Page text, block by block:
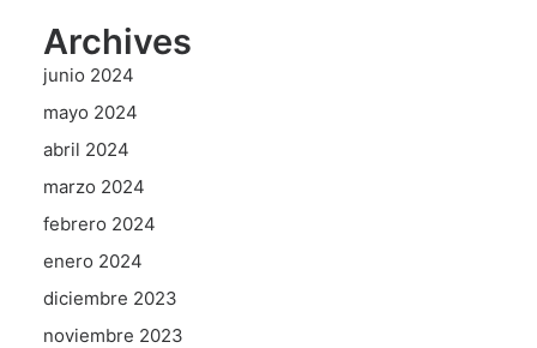
Archives
junio 2024
mayo 2024
abril 2024
marzo 2024
febrero 2024
enero 2024
diciembre 2023
noviembre 2023